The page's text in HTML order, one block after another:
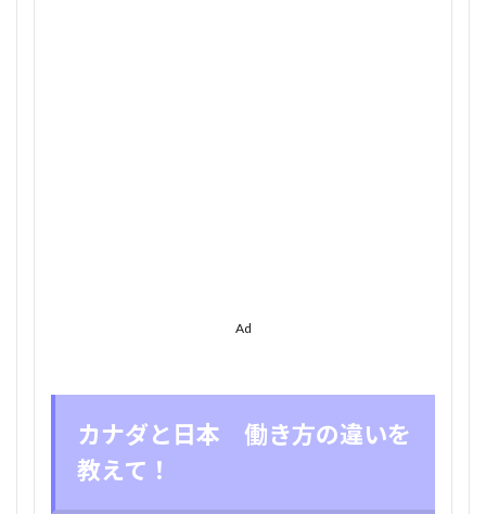
職場
での
服装
は？
Ad
カナダと日本 働き方の違いを
教えて！